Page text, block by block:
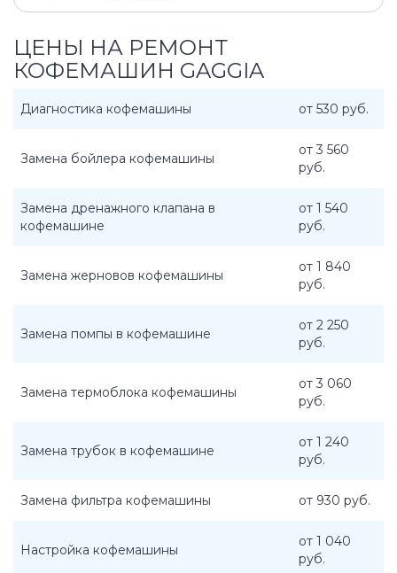
ЦЕНЫ НА РЕМОНТ
КОФЕМАШИН GAGGIA
Диагностика кофемашины от 530 руб.
Замена бойлера кофемашины
от 3 560
руб.
Замена дренажного клапана в
кофемашине
от 1 540
руб.
Замена жерновов кофемашины
от 1 840
руб.
Замена помпы в кофемашине
от 2 250
руб.
Замена термоблока кофемашины
от 3 060
руб.
Замена трубок в кофемашине
от 1 240
руб.
Замена фильтра кофемашины от 930 руб.
Настройка кофемашины
от 1 040
руб.